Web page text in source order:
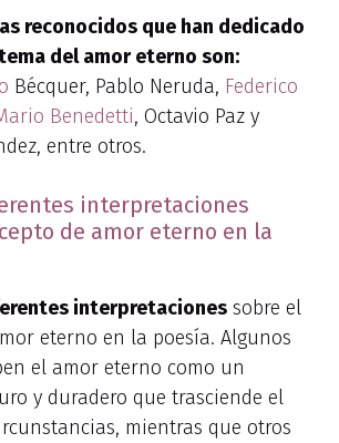
reconocidos que han dedicado
del amor eterno son:
Bécquer, Pablo Neruda, Federico
Benedetti, Octavio Paz y
entre otros.
interpretaciones
de amor eterno en la
interpretaciones sobre el
eterno en la poesía. Algunos
el amor eterno como un
y duradero que trasciende el
mientras que otros